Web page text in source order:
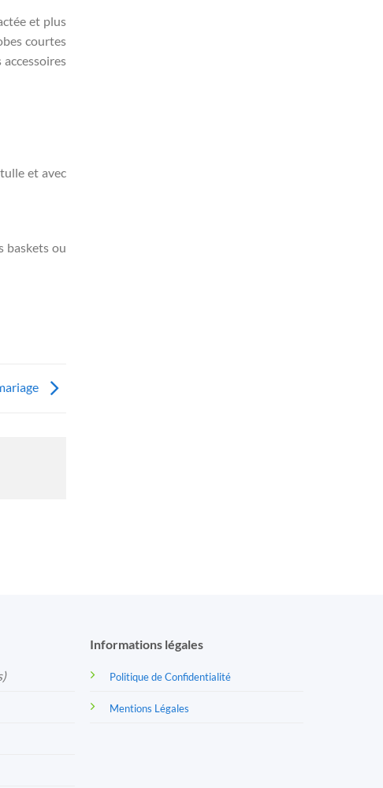
et plus
courtes
et avec
baskets ou
Informations légales
Politique de Confidentialité
Mentions Légales